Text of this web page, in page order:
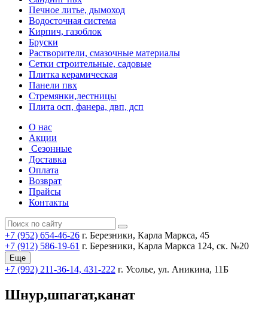
Печное литье, дымоход
Водосточная система
Кирпич, газоблок
Бруски
Растворители, смазочные материалы
Сетки строительные, садовые
Плитка керамическая
Панели пвх
Стремянки,лестницы
Плита осп, фанера, двп, дсп
О нас
Акции
Сезонные
Доставка
Оплата
Возврат
Прайсы
Контакты
+7 (952) 654-46-26 г. Березники, Карла Маркса, 45
+7 (912) 586-19-61 г. Березники, Карла Маркса 124, ск. №20
Еще
+7 (992) 211-36-14, 431-222 г. Усолье, ул. Аникина, 11Б
Шнур,шпагат,канат